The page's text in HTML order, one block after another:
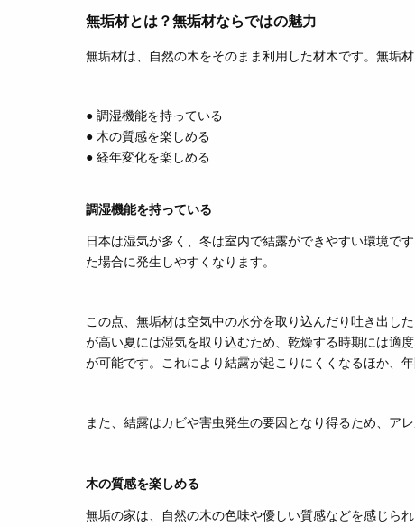
無垢材とは？無垢材ならではの魅力
無垢材は、自然の木をそのまま利用した材木です。無垢
● 調湿機能を持っている
● 木の質感を楽しめる
● 経年変化を楽しめる
調湿機能を持っている
日本は湿気が多く、冬は室内で結露ができやすい環境で
た場合に発生しやすくなります。
この点、無垢材は空気中の水分を取り込んだり吐き出し
が高い夏には湿気を取り込むため、乾燥する時期には適
が可能です。
これにより結露が起こりにくくなるほか 、
また、結露はカビや害虫発生の要因となり得るため、ア
木の質感を楽しめる
無垢の家は 自然の木の色味や優しい質感などを感じら